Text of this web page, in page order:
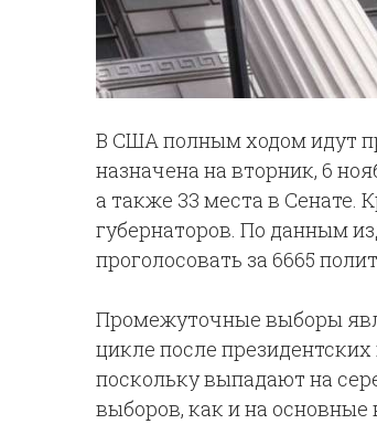
В США полным ходом идут
назначена на вторник, 6
а также 33 места в Сенате.
губернаторов. По данным
проголосовать за 6665
Промежуточные выборы
цикле после
поскольку выпадают на
выборов, как и на